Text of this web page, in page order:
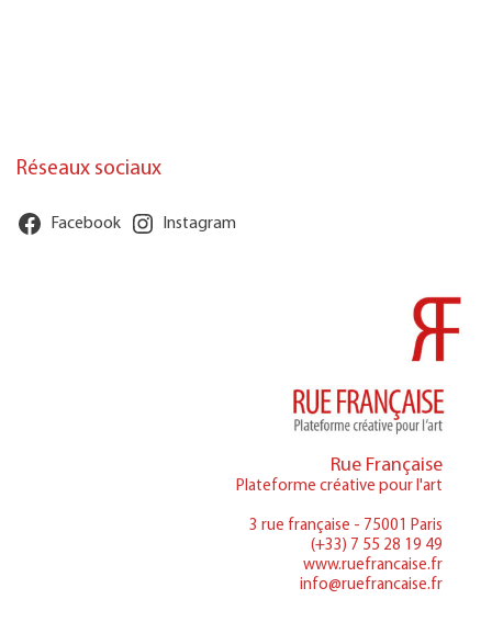
Réseaux sociaux
Facebook Instagram
Rue Française
Plateforme créative pour l'art
3 rue française - 75001 Paris
(+33) 7 55 28 19 49
www.ruefrancaise.fr
info@ruefrancaise.fr